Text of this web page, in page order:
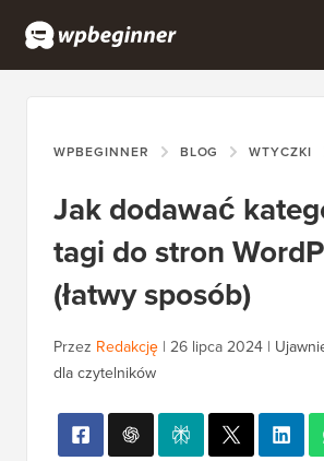
WPBEGINNER BLOG WTYCZKI
Jak dodawać
tagi do stron
(łatwy sposób)
Przez Redakcję | 26 lipca 2024 |
dla czytelników